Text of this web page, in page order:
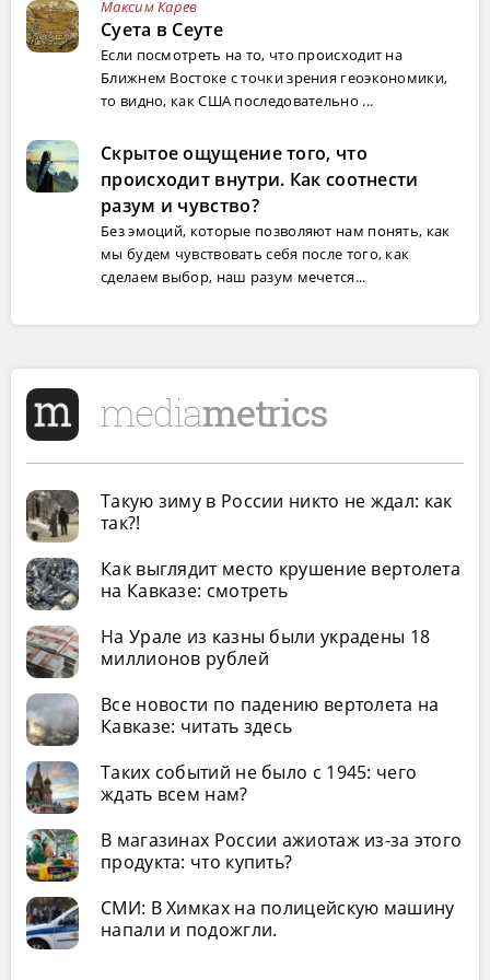
Максим Карев
Суета в Сеуте
Если посмотреть на то, что происходит на
Ближнем Востоке с точки зрения геоэкономики,
то видно, как США последовательно ...
Скрытое ощущение того, что
происходит внутри. Как соотнести
разум и чувство?
Без эмоций, которые позволяют нам понять, как
мы будем чувствовать себя после того, как
сделаем выбор, наш разум мечется...
Такую зиму в России никто не ждал: как
так?!
Как выглядит место крушение вертолета
на Кавказе: смотреть
На Урале из казны были украдены 18
миллионов рублей
Все новости по падению вертолета на
Кавказе: читать здесь
Таких событий не было с 1945: чего
ждать всем нам?
В магазинах России ажиотаж из-за этого
продукта: что купить?
СМИ: В Химках на полицейскую машину
напали и подожгли.